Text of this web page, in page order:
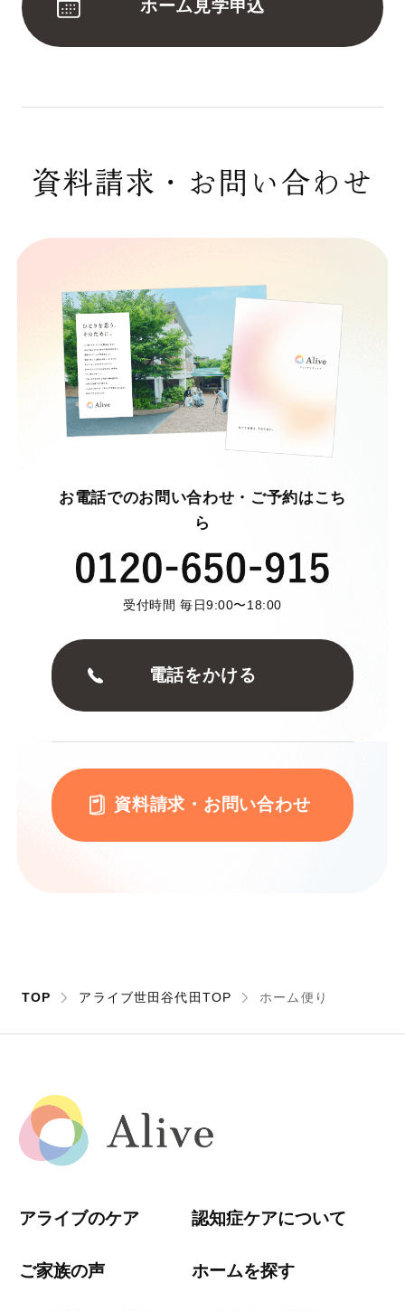
ホーム見学申込
資料請求・お問い合わせ
お電話でのお問い合わせ・ご予約はこち
ら
受付時間 毎日9:00〜18:00
電話をかける
資料請求・お問い合わせ
TOP アライブ世田谷代田TOP ホーム便り
アライブのケア 認知症ケアについて
ご家族の声 ホームを探す